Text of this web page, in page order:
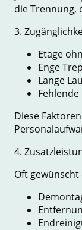
die Trennung,
3.
Etage
Enge
Lange
Diese
4.
Oft